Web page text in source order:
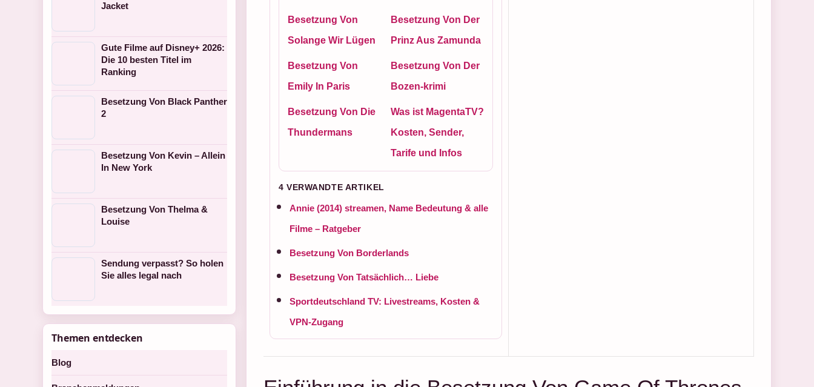
Besetzung Von
Solange Wir Lügen
Besetzung Von Der
Prinz Aus Zamunda
Besetzung Von
Emily In Paris
Besetzung Von Der
Bozen-krimi
Besetzung Von Die
Thundermans
Was ist MagentaTV?
Kosten, Sender,
Tarife und Infos
4 VERWANDTE ARTIKEL
Annie (2014) streamen, Name Bedeutung & alle
Filme – Ratgeber
Besetzung Von Borderlands
Besetzung Von Tatsächlich… Liebe
Sportdeutschland TV: Livestreams, Kosten &
VPN-Zugang
Jacket
Gute Filme auf Disney+ 2026:
Die 10 besten Titel im
Ranking
Besetzung Von Black Panther
2
Besetzung Von Kevin – Allein
In New York
Besetzung Von Thelma &
Louise
Sendung verpasst? So holen
Sie alles legal nach
Themen entdecken
Blog